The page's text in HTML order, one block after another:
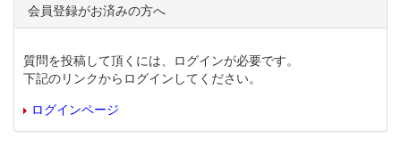
会員登録がお済みの方へ
質問を投稿して頂くには、ログインが必要です。
下記のリンクからログインしてください。
ログインページ